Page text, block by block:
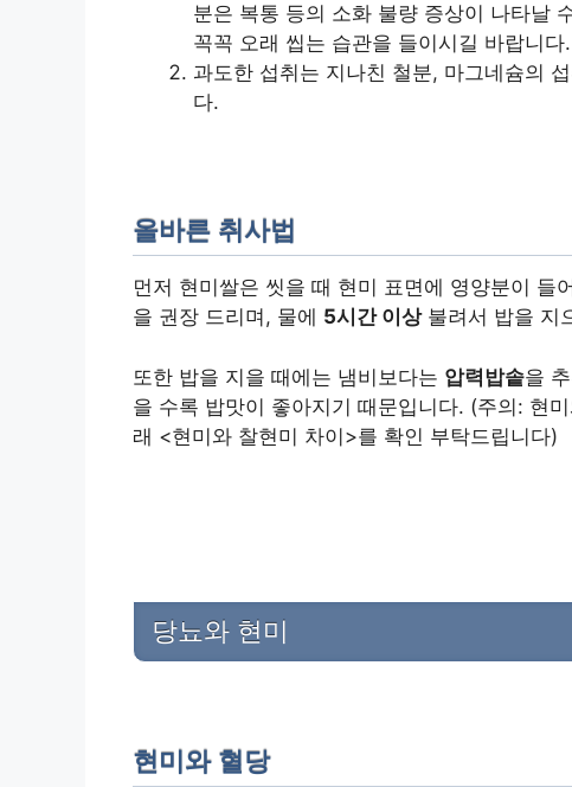
분은 복통 등의 소화 불량 증상이 나타날
꼭꼭 오래 씹는 습관을 들이시길 바랍니다.
과도한 섭취는 지나친 철분, 마그네슘의
다.
올바른 취사법
먼저 현미쌀은 씻을 때 현미 표면에 영양분이 들
을 권장 드리며, 물에 5시간 이상불려서 밥을 지
또한 밥을 지을 때에는 냄비보다는 압력밥솥을
을 수록 밥맛이 좋아지기 때문입니다. (주의: 현
래 <현미와 찰현미 차이>를 확인 부탁드립니다)
당뇨와 현미
현미와 혈당